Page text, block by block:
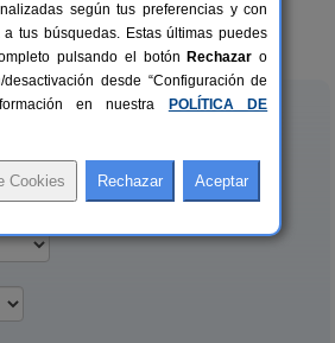
14 pers.
desde30 €
de Támara
Campos (Palencia)
según tus preferencias y con
tus búsquedas. Estas últimas puedes
pulsando el botón Rechazar o
desde “Configuración de
en nuestra
POLÍTICA DE